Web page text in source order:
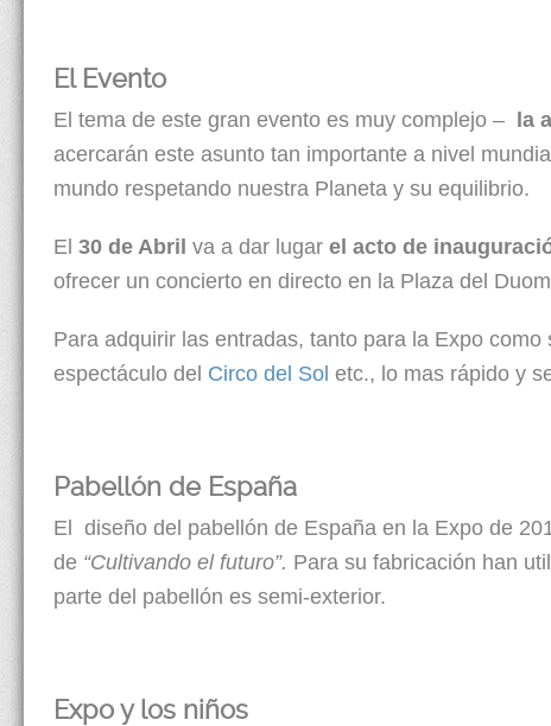
El Evento
El tema de este gran evento es muy complejo – la
acercarán este asunto tan importante a nivel
mundo respetando nuestra Planeta y su equilibrio.
El 30 de Abril va a dar lugar el acto de
ofrecer un concierto en directo en la Plaza del
Para adquirir las entradas, tanto para la Expo
espectáculo del Circo del Sol etc., lo mas rápido y
Pabellón de España
El diseño del pabellón de España en la Expo de
de “Cultivando el futuro”. Para su fabricación han
parte del pabellón es semi-exterior.
Expo y los niños